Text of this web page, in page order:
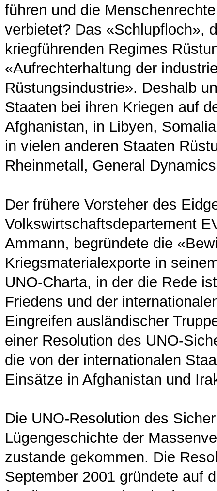
führen und die
verbietet? Das «Schlupfloch»,
kriegführenden Regimes
«Aufrechterhaltung der
Rüstungsindustrie». Deshalb
Staaten bei ihren Kriegen auf
Afghanistan, in Libyen,
in vielen anderen Staaten
Rheinmetall, General
Der frühere Vorsteher des
Volkswirtschaftsdepartement
Ammann, begründete die
Kriegsmaterialexporte in
UNO-Charta, in der die Rede
Friedens und der
Eingreifen ausländischer
einer Resolution des UNO-
die von der internationalen
Einsätze in Afghanistan und
Die UNO-Resolution des
Lügengeschichte der
zustande gekommen. Die
September 2001 gründete auf